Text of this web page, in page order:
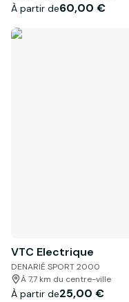
À partir de60,00 €
VTC Electrique
DENARIÉ SPORT 2000
À 7,7 km du centre-ville
À partir de25,00 €